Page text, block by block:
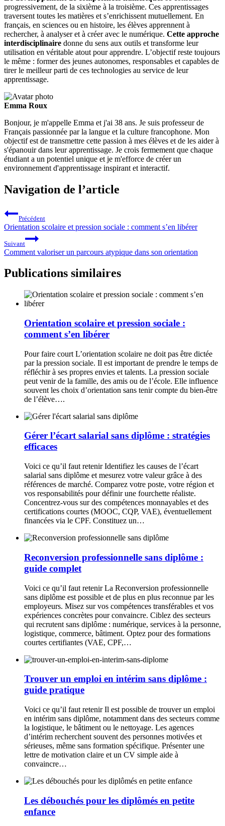
progressivement, de la sixième à la troisième. Ces apprentissages
traversent toutes les matières et s’enrichissent mutuellement. En
français, en sciences ou en histoire, les élèves apprennent à
rechercher, à analyser et à créer avec le numérique. Cette approche
interdisciplinaire donne du sens aux outils et transforme leur
utilisation en véritable atout pour apprendre. L’objectif reste toujours
le même : former des jeunes autonomes, responsables et capables de
tirer le meilleur parti de ces technologies au service de leur
apprentissage.
Emma Roux
Bonjour, je m'appelle Emma et j'ai 38 ans. Je suis professeur de
Français passionnée par la langue et la culture francophone. Mon
objectif est de transmettre cette passion à mes élèves et de les aider à
s'épanouir dans leur apprentissage. Je crois fermement que chaque
étudiant a un potentiel unique et je m'efforce de créer un
environnement d'apprentissage inspirant et interactif.
Navigation de l’article
Précédent
Orientation scolaire et pression sociale : comment s’en libérer
Suivant
Comment valoriser un parcours atypique dans son orientation
Publications similaires
Orientation scolaire et pression sociale :
comment s’en libérer
Pour faire court L’orientation scolaire ne doit pas être dictée
par la pression sociale. Il est important de prendre le temps de
réfléchir à ses propres envies et talents. La pression sociale
peut venir de la famille, des amis ou de l’école. Elle influence
souvent les choix d’orientation sans tenir compte du bien-être
de l’élève….
Gérer l’écart salarial sans diplôme : stratégies
efficaces
Voici ce qu’il faut retenir Identifiez les causes de l’écart
salarial sans diplôme et mesurez votre valeur grâce à des
références de marché. Comparez votre poste, votre région et
vos responsabilités pour définir une fourchette réaliste.
Concentrez-vous sur des compétences monnayables et des
certifications courtes (MOOC, CQP, VAE), éventuellement
financées via le CPF. Constituez un…
Reconversion professionnelle sans diplôme :
guide complet
Voici ce qu’il faut retenir La Reconversion professionnelle
sans diplôme est possible et de plus en plus reconnue par les
employeurs. Misez sur vos compétences transférables et vos
expériences concrètes pour convaincre. Ciblez des secteurs
qui recrutent sans diplôme : numérique, services à la personne,
logistique, commerce, bâtiment. Optez pour des formations
courtes certifiantes (VAE, CPF,…
Trouver un emploi en intérim sans diplôme :
guide pratique
Voici ce qu’il faut retenir Il est possible de trouver un emploi
en intérim sans diplôme, notamment dans des secteurs comme
la logistique, le bâtiment ou le nettoyage. Les agences
d’intérim recherchent souvent des personnes motivées et
sérieuses, même sans formation spécifique. Présenter une
lettre de motivation claire et un CV simple aide à
convaincre…
Les débouchés pour les diplômés en petite
enfance